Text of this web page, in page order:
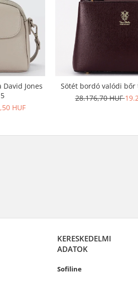
Jones
HUF
Sötét bordó valódi bőr
28.176,70 HUF
KERESKEDELMI
ADATOK
Sofiline